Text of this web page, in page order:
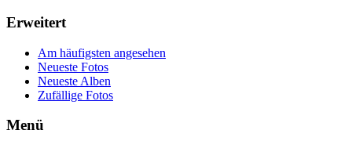
Erweitert
Am häufigsten angesehen
Neueste Fotos
Neueste Alben
Zufällige Fotos
Menü